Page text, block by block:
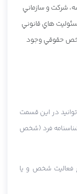
شرکت و سازماني
هاي قانوني
حقوقي وجود
در اين قسمت
فرد (شخص
فعاليت شخص و يا